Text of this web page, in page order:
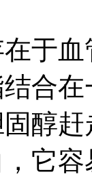
于
合
醇
它